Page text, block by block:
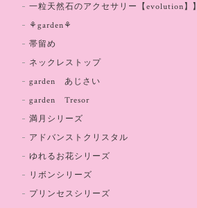
一粒天然石のアクセサリー【evolution】】
⚘garden⚘
帯留め
ネックレストップ
garden あじさい
garden Tresor
満月シリーズ
アドバンストクリスタル
ゆれるお花シリーズ
リボンシリーズ
プリンセスシリーズ